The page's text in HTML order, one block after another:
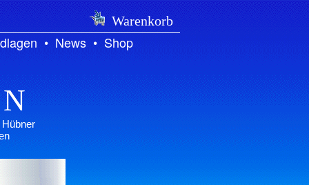
Warenkorb
• News • Shop